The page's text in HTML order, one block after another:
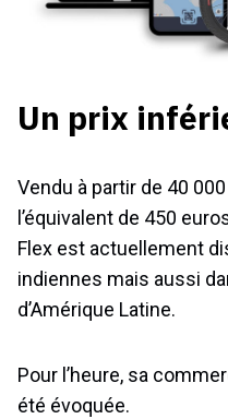
Un prix
Vendu à partir de 40
l’équivalent de 450
Flex est actuellement
indiennes mais aussi
d’Amérique Latine.
Pour l’heure, sa
été évoquée.